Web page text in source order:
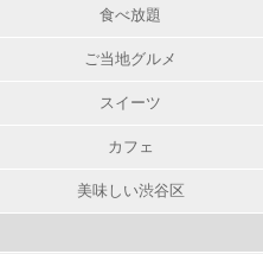
食べ放題
ご当地グルメ
スイーツ
カフェ
美味しい渋谷区